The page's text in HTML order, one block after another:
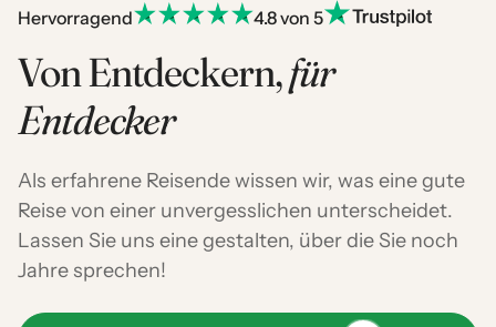
Hervorragend 4.8 von 5
Von Entdeckern,für
Entdecker
Als erfahrene Reisende wissen wir, was eine gute
Reise von einer unvergesslichen unterscheidet.
Lassen Sie uns eine gestalten, über die Sie noch
Jahre sprechen!